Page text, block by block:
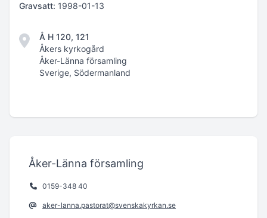
Gravsatt: 1998-01-13
Å H 120, 121
Åkers kyrkogård
Åker-Länna församling
Sverige, Södermanland
Åker-Länna församling
0159-348 40
aker-lanna.pastorat@svenskakyrkan.se